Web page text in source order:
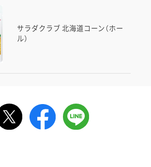
サラダクラブ 北海道コーン（ホー
ル）